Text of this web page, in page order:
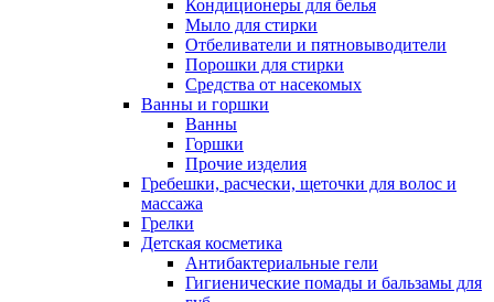
Кондиционеры для белья
Мыло для стирки
Отбеливатели и пятновыводители
Порошки для стирки
Средства от насекомых
Ванны и горшки
Ванны
Горшки
Прочие изделия
Гребешки, расчески, щеточки для волос и
массажа
Грелки
Детская косметика
Антибактериальные гели
Гигиенические помады и бальзамы для